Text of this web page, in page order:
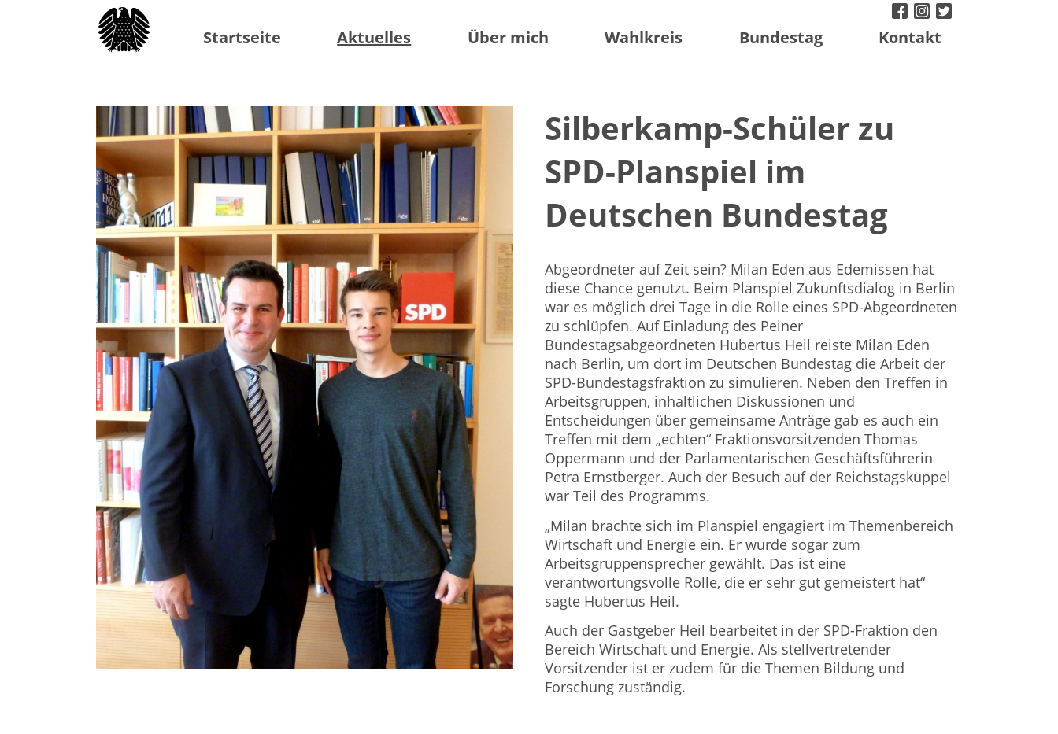
facebook
instagram
twitter
Startseite Aktuelles Über mich Wahlkreis Bundestag Kontakt
Silberkamp-Schüler zu
SPD-Planspiel im
Deutschen Bundestag
Abgeordneter auf Zeit sein? Milan Eden aus Edemissen hat
diese Chance genutzt. Beim Planspiel Zukunftsdialog in Berlin
war es möglich drei Tage in die Rolle eines SPD-Abgeordneten
zu schlüpfen. Auf Einladung des Peiner
Bundestagsabgeordneten Hubertus Heil reiste Milan Eden
nach Berlin, um dort im Deutschen Bundestag die Arbeit der
SPD-Bundestagsfraktion zu simulieren. Neben den Treffen in
Arbeitsgruppen, inhaltlichen Diskussionen und
Entscheidungen über gemeinsame Anträge gab es auch ein
Treffen mit dem „echten“ Fraktionsvorsitzenden Thomas
Oppermann und der Parlamentarischen Geschäftsführerin
Petra Ernstberger. Auch der Besuch auf der Reichstagskuppel
war Teil des Programms.
„Milan brachte sich im Planspiel engagiert im Themenbereich
Wirtschaft und Energie ein. Er wurde sogar zum
Arbeitsgruppensprecher gewählt. Das ist eine
verantwortungsvolle Rolle, die er sehr gut gemeistert hat“
sagte Hubertus Heil.
Auch der Gastgeber Heil bearbeitet in der SPD-Fraktion den
Bereich Wirtschaft und Energie. Als stellvertretender
Vorsitzender ist er zudem für die Themen Bildung und
Forschung zuständig.